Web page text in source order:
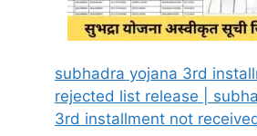
subhadra yojana 3rd
rejected list release |
3rd installment not